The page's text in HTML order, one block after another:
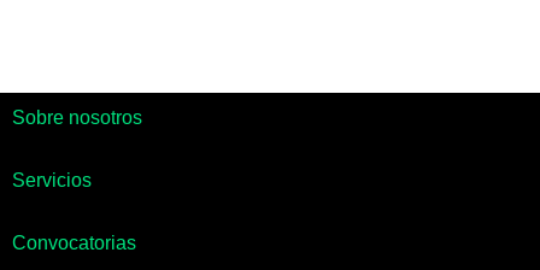
Sobre nosotros
Servicios
Convocatorias